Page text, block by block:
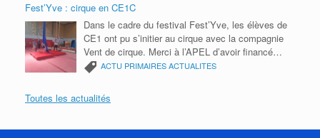
jardin. Ils ont notamment appris à reconnaître les
insectes grâce à leurs six pattes et observé des
cloportes ainsi que d’autres petits animaux. Une
sortie ludique et enrichissante, au plus près de la
nature ! Un grand merci aux parents
accompagnateurs pour leur aide et leur présence
Fest’Yve : cirque en CE1C
Dans le cadre du festival Fest’Yve, les élèves de
CE1 ont pu s’initier au cirque avec la compagnie
Vent de cirque. Merci à l’APEL d’avoir financé
cette activité et à la mairie d’organiser ces ateliers
ACTU PRIMAIRESACTUALITES
Toutes les actualités